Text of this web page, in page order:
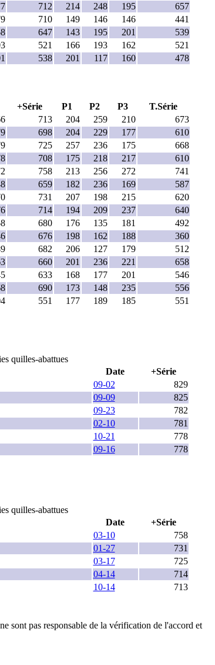
712 214 248 195
657
710 149 146 146
441
647 143 195 201
539
521 166 193 162
521
538 201 117 160
478
+Série P1 P2 P3
T.Série
713 204 259 210
673
698 204 229 177
610
725 257 236 175
668
708 175 218 217
610
758 213 256 272
741
659 182 236 169
587
731 207 198 215
620
714 194 209 237
640
680 176 135 181
492
676 198 162 188
360
682 206 127 179
512
660 201 236 221
658
633 168 177 201
546
690 173 148 235
556
551 177 189 185
551
quilles-abattues
Date
+Série
09-02
829
09-09
825
09-23
782
02-10
781
10-21
778
09-16
778
quilles-abattues
Date
+Série
03-10
758
01-27
731
03-17
725
04-14
714
10-14
713
sont pas responsable de la vérification de l'accord et